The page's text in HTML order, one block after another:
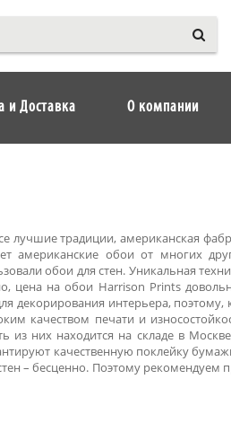
и Доставка О компании
лучшие традиции, американская
американские обои от многих
обои для стен. Уникальная
на обои Harrison Prints
декорирования интерьера,
качеством печати и
из них находится на складе в
качественную поклейку
– бесценно. Поэтому